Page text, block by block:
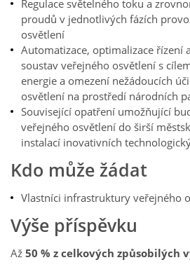
Regulace světelného toku a
proudů v jednotlivých fázích
osvětlení
Automatizace, optimalizace řízení
soustav veřejného osvětlení s
energie a omezení nežádoucích
osvětlení na prostředí národních
Související opatření umožňující
veřejného osvětlení do širší
instalací inovativních
Kdo může žádat
Vlastníci infrastruktury veřejného
Výše příspěvku
Až 50 % z celkových způsobilých